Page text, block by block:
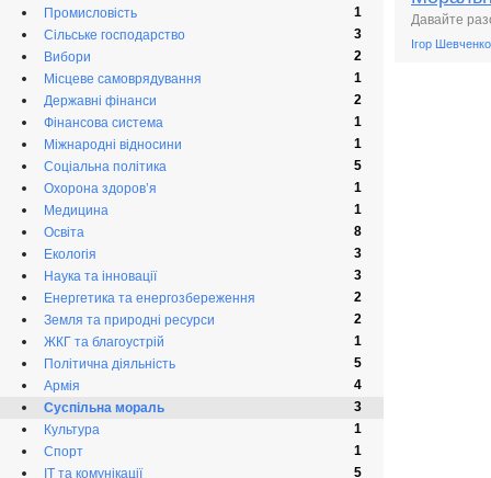
Промисловість
1
Сільське господарство
3
Вибори
2
Місцеве самоврядування
1
Державні фінанси
2
Фінансова система
1
Міжнародні відносини
1
Соціальна політика
5
Охорона здоров’я
1
Медицина
1
Освіта
8
Екологія
3
Наука та інновації
3
Енергетика та енергозбереження
2
Земля та природні ресурси
2
ЖКГ та благоустрій
1
Політична діяльність
5
Армія
4
Суспільна мораль
3
Культура
1
Спорт
1
ІТ та комунікації
5
Давайте
Ігор Шевченко